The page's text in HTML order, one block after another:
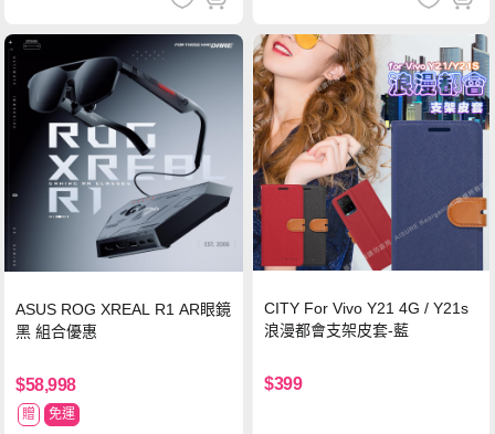
ASUS ROG XREAL R1 AR眼鏡
黑 組合優惠
$58,998
贈 免運
CITY For Vivo Y21 4G / Y21s
浪漫都會支架皮套-藍
$399